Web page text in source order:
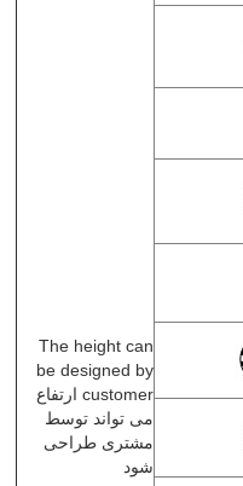
The height can
be designed by
customer ارتفاع
می تواند توسط
مشتری طراحی
شود